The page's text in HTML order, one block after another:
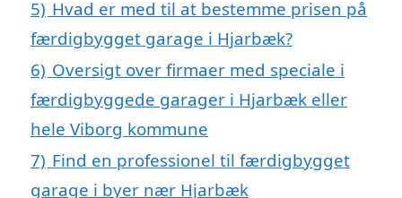
5) Hvad er med til at bestemme prisen på
færdigbygget garage i Hjarbæk?
6) Oversigt over firmaer med speciale i
færdigbyggede garager i Hjarbæk eller
hele Viborg kommune
7) Find en professionel til færdigbygget
garage i byer nær Hjarbæk